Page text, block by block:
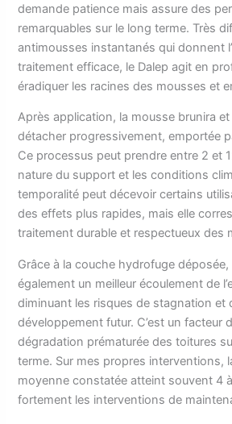
demande patience mais assure des
remarquables sur le long terme. Très
antimousses instantanés qui donnent
traitement efficace, le Dalep agit en
éradiquer les racines des mousses et
Après application, la mousse brunira
détacher progressivement, emportée
Ce processus peut prendre entre 2 et
nature du support et les conditions
temporalité peut décevoir certains
des effets plus rapides, mais elle
traitement durable et respectueux des
Grâce à la couche hydrofuge
également un meilleur écoulement de
diminuant les risques de stagnation et
développement futur. C’est un facteur
dégradation prématurée des toitures
terme. Sur mes propres interventions,
moyenne constatée atteint souvent 4
fortement les interventions de